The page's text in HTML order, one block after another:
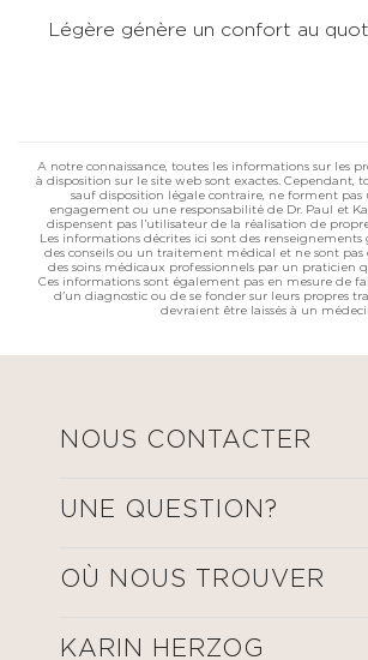
Légère génère un confort au
A notre connaissance, toutes les informations sur les
à disposition sur le site web sont exactes. Cependant,
sauf disposition légale contraire, ne forment pas
engagement ou une responsabilité de Dr. Paul et
dispensent pas l’utilisateur de la réalisation de
Les informations décrites ici sont des renseignements
des conseils ou un traitement médical et ne sont pas
des soins médicaux professionnels par un praticien
Ces informations sont également pas en mesure de
d'un diagnostic ou de se fonder sur leurs propres
devraient être laissés à un
NOUS CONTACTER
UNE QUESTION?
OÙ NOUS TROUVER
KARIN HERZOG